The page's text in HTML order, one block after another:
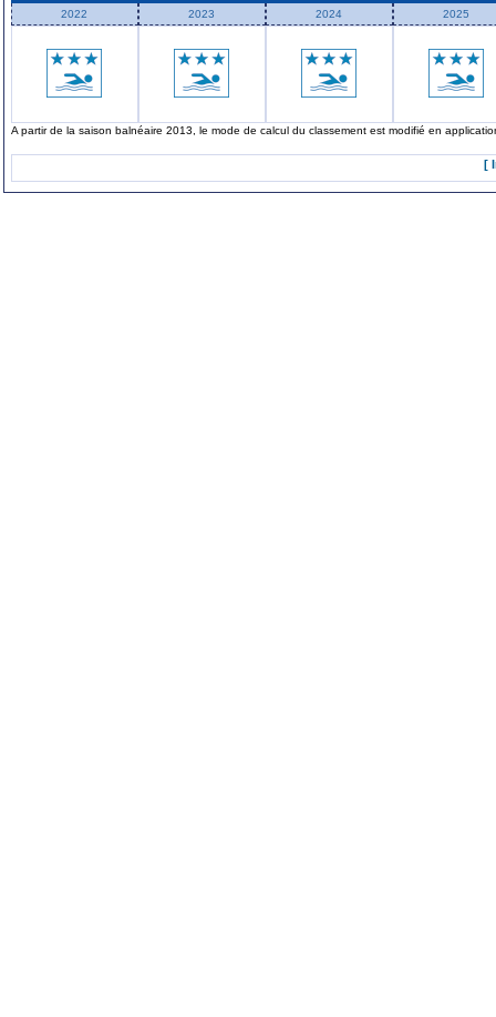
2022 2023 2024 2025
A partir de la saison balnéaire 2013, le mode de calcul du classement est modifié en
[